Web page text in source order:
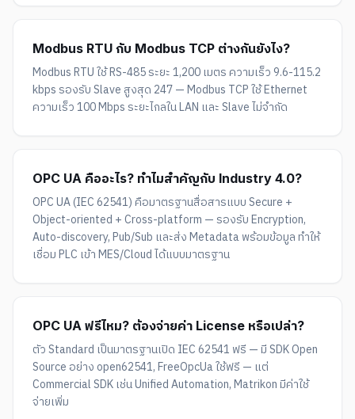
Modbus RTU กับ Modbus TCP ต่างกันยังไง?
Modbus RTU ใช้ RS-485 ระยะ 1,200 เมตร ความเร็ว 9.6-115.2
kbps รองรับ Slave สูงสุด 247 — Modbus TCP ใช้ Ethernet
ความเร็ว 100 Mbps ระยะไกลใน LAN และ Slave ไม่จำกัด
OPC UA คืออะไร? ทำไมสำคัญกับ Industry 4.0?
OPC UA (IEC 62541) คือมาตรฐานสื่อสารแบบ Secure +
Object-oriented + Cross-platform — รองรับ Encryption,
Auto-discovery, Pub/Sub และส่ง Metadata พร้อมข้อมูล ทำให้
เชื่อม PLC เข้า MES/Cloud ได้แบบมาตรฐาน
OPC UA ฟรีไหม? ต้องจ่ายค่า License หรือเปล่า?
ตัว Standard เป็นมาตรฐานเปิด IEC 62541 ฟรี — มี SDK Open
Source อย่าง open62541, FreeOpcUa ใช้ฟรี — แต่
Commercial SDK เช่น Unified Automation, Matrikon มีค่าใช้
จ่ายเพิ่ม